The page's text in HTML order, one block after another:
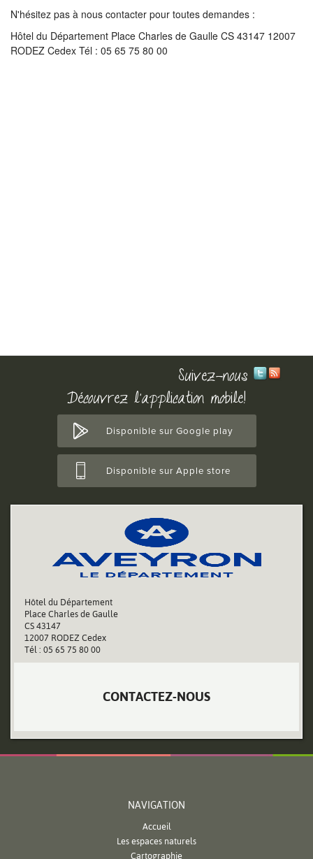
N'hésitez pas à nous contacter pour toutes demandes :
Hôtel du Département Place Charles de Gaulle CS 43147 12007
RODEZ Cedex Tél : 05 65 75 80 00
Suivez-nous
Découvrez l'application mobile!
Disponible sur Google play
Disponible sur Apple store
Hôtel du Département
Place Charles de Gaulle
CS 43147
12007 RODEZ Cedex
Tél : 05 65 75 80 00
CONTACTEZ-NOUS
NAVIGATION
Accueil
Les espaces naturels
Cartographie